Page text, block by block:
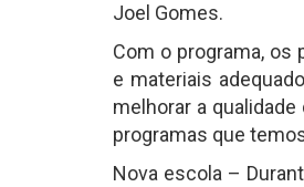
Joel Gomes.
Com o programa,
e materiais
melhorar a
programas que
Nova escola –